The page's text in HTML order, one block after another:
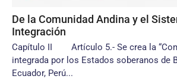
De la Comunidad Andina y el
Integración
Capítulo II Artículo 5.- Se crea la
integrada por los Estados soberanos de
Ecuador, Perú...